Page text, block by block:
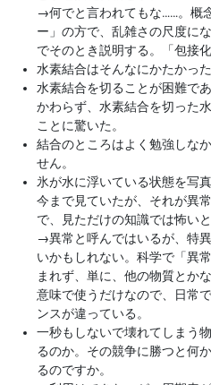
→何でと言われてもな……。概
ー」の方で、乱雑さの尺度に
でそのとき説明する。「包接
水素結合はそんなにかたかっ
水素結合を切ることが困難で
かわらず、水素結合を切った
ことに驚いた。
結合のところはよく勉強しな
せん。
氷が水に浮いている状態を写
今まで見ていたが、それが異
で、見ただけの知識では怖いと
→異常と呼んではいるが、特
いかもしれない。科学で「異
まれず、単に、他の物質とか
意味で使うだけなので、日常
ンスが違っている。
一秒もしないで壊れてしまう
るのか。その競争に勝つと何
るのですか。